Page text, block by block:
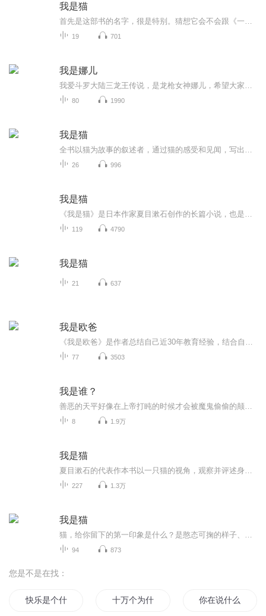
我是猫
19 701
我是娜儿
80 1990
我是猫
26 996
我是猫
119 4790
我是猫
21 637
我是欧爸
77 3503
我是谁？
8 1.9万
我是猫
227 1.3万
我是猫
94 873
您是不是在找：
快乐是个什么东西 十万个为什么 你在说什么呀